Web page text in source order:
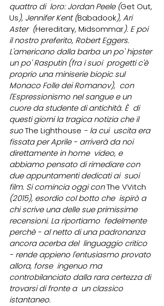
quattro di  loro: Jordan Peele (Get Out,
Us), Jennifer Kent (Babadook), Ari
Aster  (Hereditary, Midsommar). E poi
il nostro preferito, Robert Eggers.
L'americano dalla barba un po' hipster
un po' Rasputin (fra i suoi  progetti c'è
proprio una miniserie biopic sul
Monaco Folle dei Romanov),  con
l'Espressionismo nel sangue e un
cuore da studente di antichità. È  di
questi giorni la tragica notizia che il
suo The Lighthouse - la cui  uscita era
fissata per Aprile - arriverà da noi
direttamente in home  video, e
abbiamo pensato di rimediare con
due appuntamenti dedicati ai  suoi
film. Si comincia oggi con The VVitch
(2015), esordio col botto che  ispirò a
chi scrive una delle sue primissime
recensioni. La riportiamo  fedelmente
perchè - al netto di una padronanza
ancora acerba del  linguaggio critico
- rende appieno l'entusiasmo provato
allora, forse  ingenuo ma
controbilanciato dalla rara certezza di
trovarsi di fronte a  un classico
istantaneo.